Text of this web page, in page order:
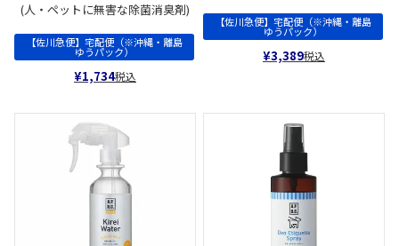
(人・ペットに無害な除菌消臭剤)
【佐川急便】宅配便（※沖縄・離島
ゆうパック）
¥1,734税込
【佐川急便】宅配便（※沖縄・離島
ゆうパック）
¥3,389税込